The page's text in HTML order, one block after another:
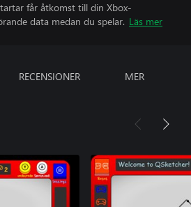
får åtkomst till din Xbox-
data medan du spelar. Läs mer
RECENSIONER MER